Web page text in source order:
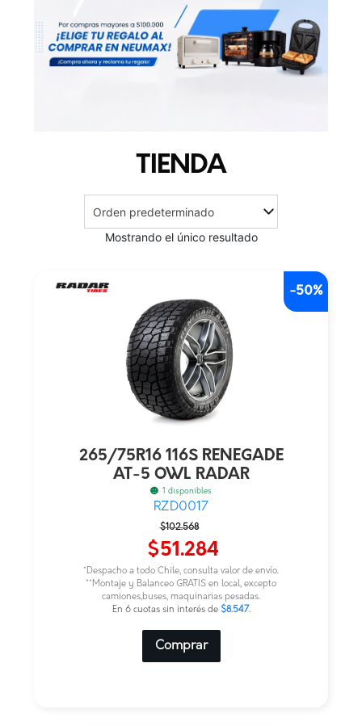
TIENDA
Mostrando el único resultado
265/75R16 116S RENEGADE
AT-5 OWL RADAR
1 disponibles
RZD0017
$102.568
original
$102.568.
$51.284
actual
*Despacho a todo Chile, consulta valor de envío.
**Montaje y Balanceo GRATIS en local, excepto
camiones,buses, maquinarias pesadas.
En 6 cuotas sin interés de $8.547.
Comprar
-50%